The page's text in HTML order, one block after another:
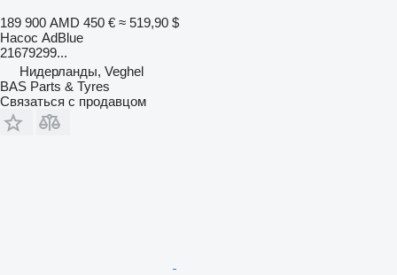
189 900 AMD 450 € ≈ 519,90 $
Насос AdBlue
21679299...
Нидерланды, Veghel
BAS Parts & Tyres
Связаться с продавцом